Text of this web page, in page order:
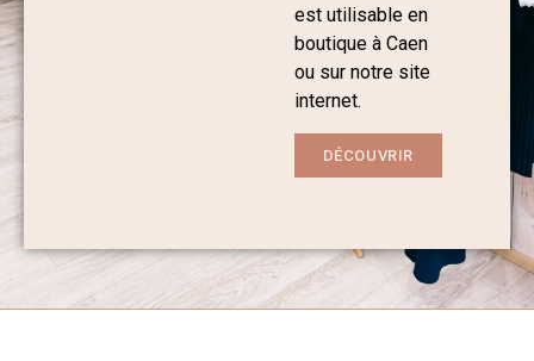
est utilisable en
boutique à Caen
ou sur notre site
internet.
DÉCOUVRIR